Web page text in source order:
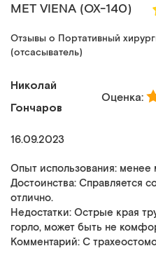
MET VIENA (ОХ-140)
Отзывы о Портативный
(отсасыватель)
Николай
Гончаров
Оценка:
16.09.2023
Опыт использования: менее
Достоинства: Справляется
отлично.
Недостатки: Острые края
горло, может быть не
Комментарий: С